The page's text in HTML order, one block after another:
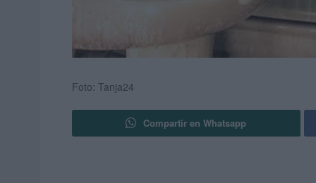
Foto: Tanja24
Compartir en Whatsapp